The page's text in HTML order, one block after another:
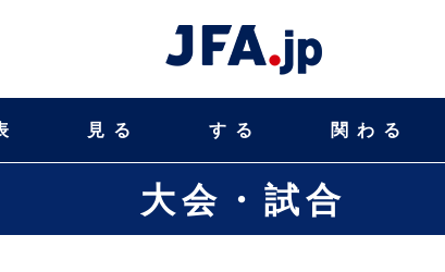
見る する 関わる
大会・試合